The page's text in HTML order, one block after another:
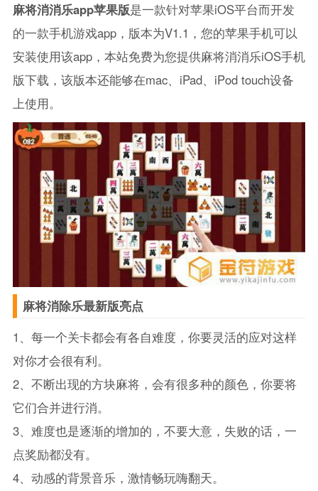
麻将消消乐app苹果版是一款针对苹果iOS平台而开发
的一款手机游戏app，版本为V1.1，您的苹果手机可以
安装使用该app，本站免费为您提供麻将消消乐iOS手机
版下载，该版本还能够在mac、iPad、iPod touch设备
上使用。
麻将消除乐最新版亮点
1、每一个关卡都会有各自难度，你要灵活的应对这样
对你才会很有利。
2、不断出现的方块麻将，会有很多种的颜色，你要将
它们合并进行消。
3、难度也是逐渐的增加的，不要大意，失败的话，一
点奖励都没有。
4、动感的背景音乐，激情畅玩嗨翻天。